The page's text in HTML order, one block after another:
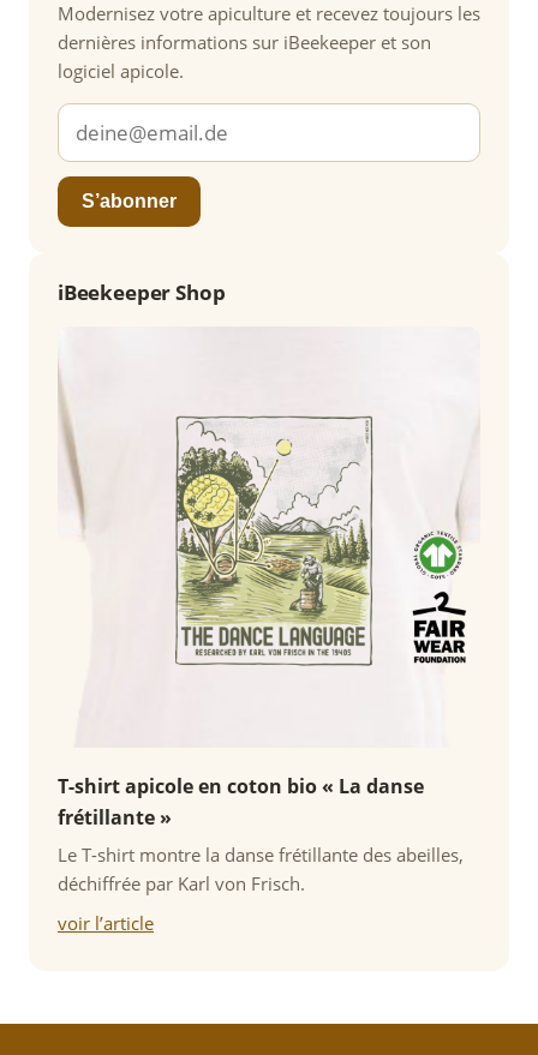
Modernisez votre apiculture et recevez toujours les
dernières informations sur iBeekeeper et son
logiciel apicole.
S’abonner
iBeekeeper Shop
T-shirt apicole en coton bio « La danse
frétillante »
Le T-shirt montre la danse frétillante des abeilles,
déchiffrée par Karl von Frisch.
voir l’article